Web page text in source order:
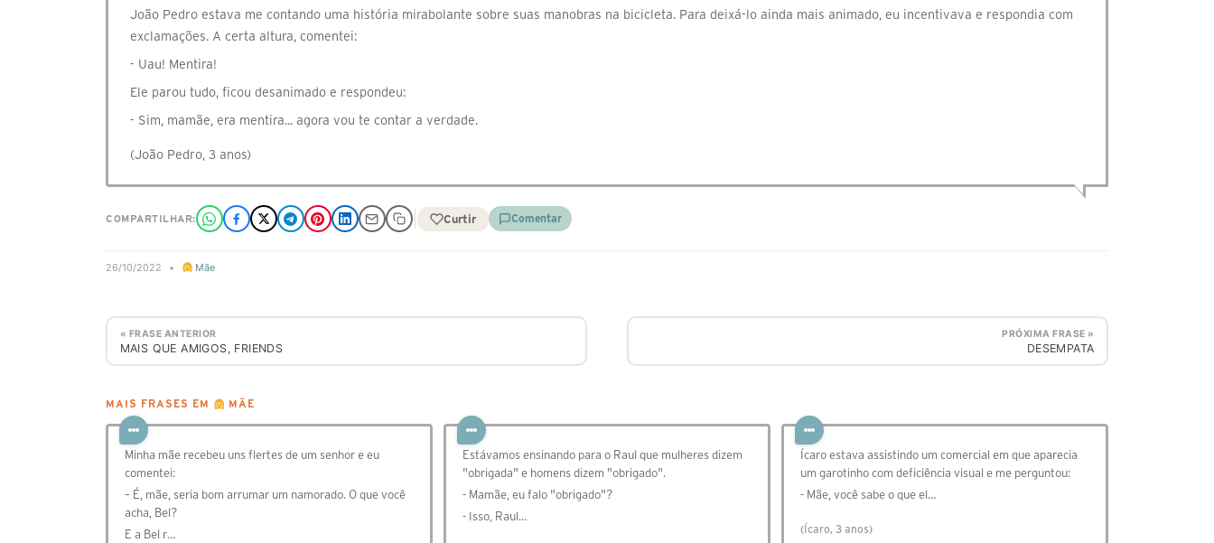
João Pedro estava me contando uma história mirabolante sobre suas manobras na bicicleta. Para deixá-lo ainda mais animado, eu incentivava e respondia com
exclamações. A certa altura, comentei:
- Uau! Mentira!
Ele parou tudo, ficou desanimado e respondeu:
- Sim, mamãe, era mentira... agora vou te contar a verdade.
(João Pedro, 3 anos)
COMPARTILHAR: Curtir Comentar
26/10/2022 • Mãe
« FRASE ANTERIOR
MAIS QUE AMIGOS, FRIENDS
PRÓXIMA FRASE »
DESEMPATA
MAIS FRASES EM MÃE
Minha mãe recebeu uns flertes de um senhor e eu
comentei:
– É, mãe, seria bom arrumar um namorado. O que você
acha, Bel?
E a Bel r…
Estávamos ensinando para o Raul que mulheres dizem
"obrigada" e homens dizem "obrigado".
- Mamãe, eu falo "obrigado"?
- Isso, Raul…
Ícaro estava assistindo um comercial em que aparecia
um garotinho com deficiência visual e me perguntou:
- Mãe, você sabe o que el…
(Ícaro, 3 anos)